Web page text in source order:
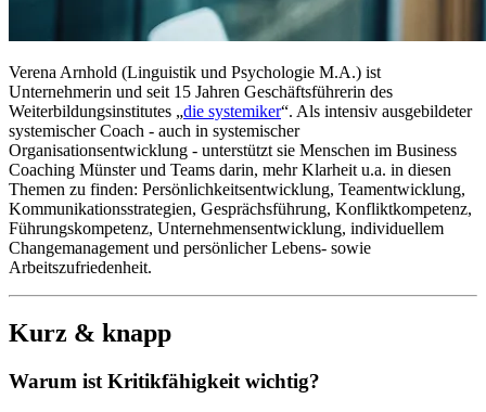
Verena Arnhold (Linguistik und Psychologie M.A.) ist
Unternehmerin und seit 15 Jahren Geschäftsführerin des
Weiterbildungsinstitutes „die systemiker“. Als intensiv ausgebildeter
systemischer Coach - auch in systemischer
Organisationsentwicklung - unterstützt sie Menschen im Business
Coaching Münster und Teams darin, mehr Klarheit u.a. in diesen
Themen zu finden: Persönlichkeitsentwicklung, Teamentwicklung,
Kommunikationsstrategien, Gesprächsführung, Konfliktkompetenz,
Führungskompetenz, Unternehmensentwicklung, individuellem
Changemanagement und persönlicher Lebens- sowie
Arbeitszufriedenheit.
Kurz & knapp
Warum ist Kritikfähigkeit wichtig?